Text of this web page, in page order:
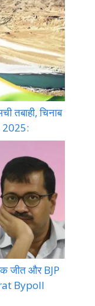
तबाही, चिनाब
2025:
जीत और BJP
Bypoll